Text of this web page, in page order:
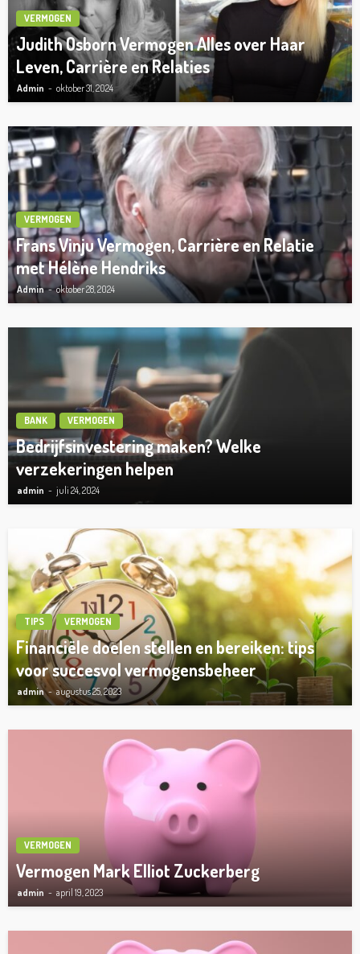
VERMOGEN
Judith Osborn Vermogen Alles over Haar
Leven, Carrière en Relaties
Admin oktober 31, 2024
VERMOGEN
Frans Vinju Vermogen, Carrière en Relatie
met Hélène Hendriks
Admin oktober 28, 2024
BANK VERMOGEN
Bedrijfsinvestering maken? Welke
verzekeringen helpen
admin juli 24, 2024
TIPS VERMOGEN
Financiële doelen stellen en bereiken: tips
voor succesvol vermogensbeheer
admin augustus 25, 2023
VERMOGEN
Vermogen Mark Elliot Zuckerberg
admin april 19, 2023